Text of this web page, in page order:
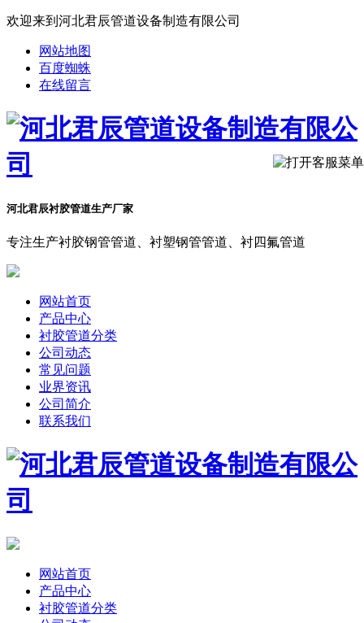
欢迎来到河北君辰管道设备制造有限公司
网站地图
百度蜘蛛
在线留言
河北君辰衬胶管道生产厂家
专注生产衬胶钢管管道、衬塑钢管管道、衬四氟管道
网站首页
产品中心
衬胶管道分类
公司动态
常见问题
业界资讯
公司简介
联系我们
网站首页
产品中心
衬胶管道分类